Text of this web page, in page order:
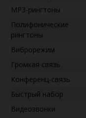
MP3-рингтоны
Полифонические
рингтоны
Виброрежим
Громкая связь
Конференц-связь
Быстрый набор
Видеозвонки